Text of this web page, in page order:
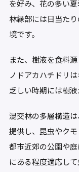
を好み、花の多い
林縁部には日当た
境です。
また、樹液を食料
ノドアカハチドリ
乏しい時期には樹液
混交林の多層構造
提供し、昆虫やク
都市近郊の公園や
にある程度適応して